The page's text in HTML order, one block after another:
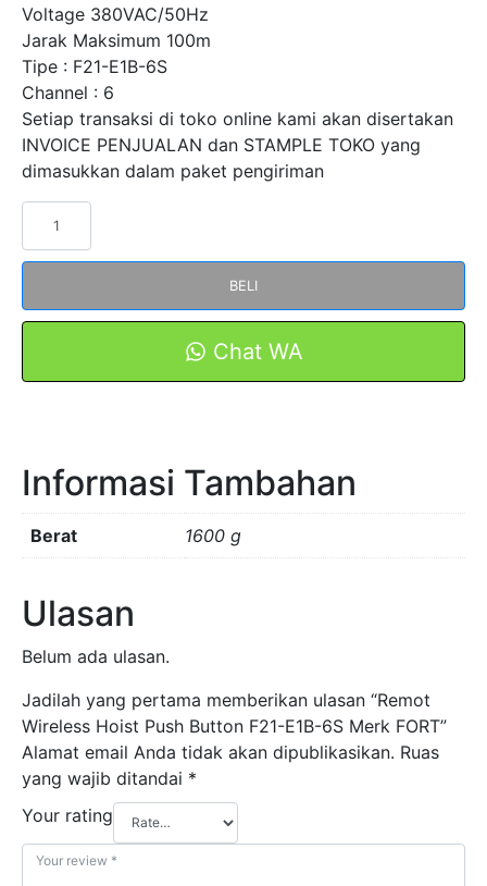
Voltage 380VAC/50Hz
Jarak Maksimum 100m
Tipe : F21-E1B-6S
Channel : 6
Setiap transaksi di toko online kami akan disertakan
INVOICE PENJUALAN dan STAMPLE TOKO yang
dimasukkan dalam paket pengiriman
Wireless
Push
FORT
BELI
Chat WA
Informasi Tambahan
Berat 1600 g
Ulasan
Belum ada ulasan.
Jadilah yang pertama memberikan ulasan “Remot
Wireless Hoist Push Button F21-E1B-6S Merk FORT”
Alamat email Anda tidak akan dipublikasikan. Ruas
yang wajib ditandai *
Your rating